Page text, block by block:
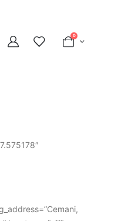
0